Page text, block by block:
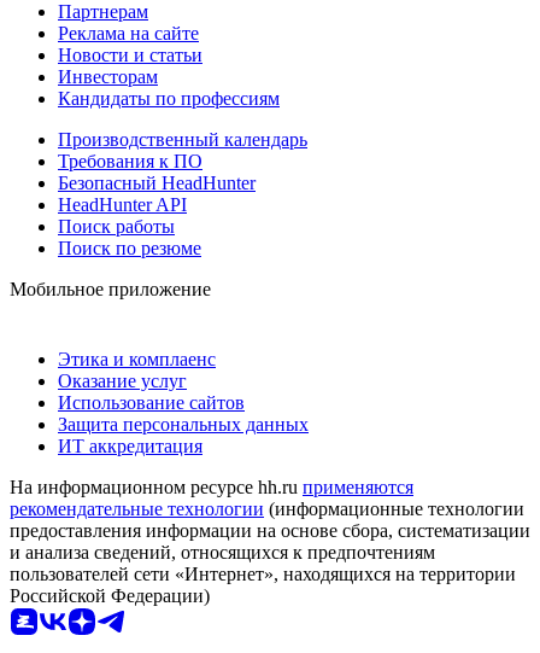
Партнерам
Реклама на сайте
Новости и статьи
Инвесторам
Кандидаты по профессиям
Производственный календарь
Требования к ПО
Безопасный HeadHunter
HeadHunter API
Поиск работы
Поиск по резюме
Мобильное приложение
Этика и комплаенс
Оказание услуг
Использование сайтов
Защита персональных данных
ИТ аккредитация
На информационном ресурсе hh.ru применяются
рекомендательные технологии (информационные технологии
предоставления информации на основе сбора, систематизации
и анализа сведений, относящихся к предпочтениям
пользователей сети «Интернет», находящихся на территории
Российской Федерации)